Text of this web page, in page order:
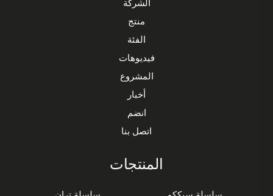
الشركة
منتج
الفئة
فيديوهات
المشروع
أخبار
انضم
اتصل بنا
المنتجات